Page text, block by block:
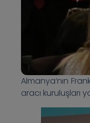
Almanya’nın
aracı kuruluşları